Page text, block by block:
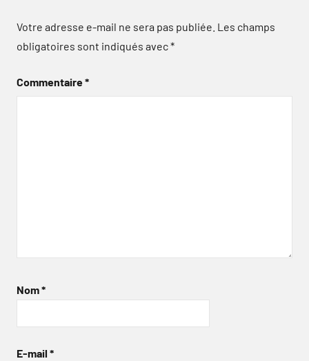
Votre adresse e-mail ne sera pas publiée. Les champs
obligatoires sont indiqués avec*
Commentaire*
Nom*
E-mail *